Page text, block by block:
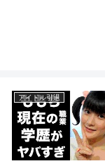
アイドル引退